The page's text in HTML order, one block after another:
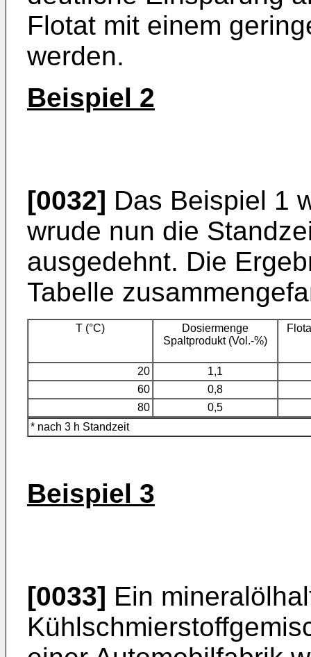
Flotat mit einem
werden.
Beispiel 2
[0032] Das Beispiel 1
wrude nun die
ausgedehnt. Die
Tabelle
T (°C)
Dosiermenge
Spaltprodukt (Vol.-%)
20
1,1
60
0,8
80
0,5
* nach 3 h Standzeit
Beispiel 3
[0033] Ein